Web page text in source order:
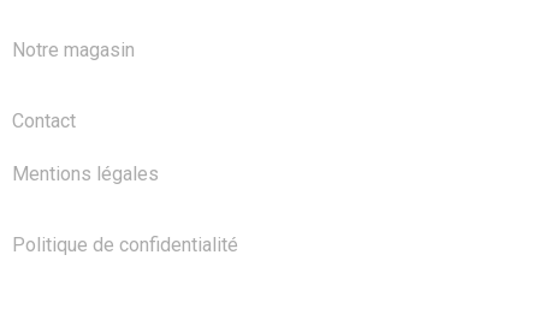
Notre magasin
Contact
Mentions légales
Politique de confidentialité